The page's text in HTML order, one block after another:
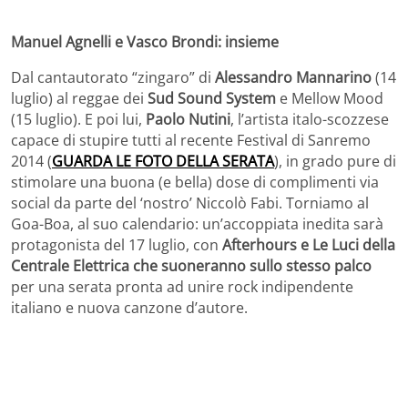
Manuel Agnelli e Vasco Brondi: insieme
Dal cantautorato “zingaro” di Alessandro Mannarino(14
luglio) al reggae dei Sud Sound System e Mellow Mood
(15 luglio). E poi lui, Paolo Nutini, l’artista italo-scozzese
capace di stupire tutti al recente Festival di Sanremo
2014 (GUARDA LE FOTO DELLA SERATA), in grado pure di
stimolare una buona (e bella) dose di complimenti via
social da parte del ‘nostro’ Niccolò Fabi. Torniamo al
Goa-Boa, al suo calendario: un’accoppiata inedita sarà
protagonista del 17 luglio, con Afterhours e Le Luci della
Centrale Elettrica che suoneranno sullo stesso palco
per una serata pronta ad unire rock indipendente
italiano e nuova canzone d’autore.